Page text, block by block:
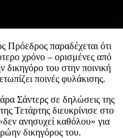
Πρόεδρος παραδέχεται ότι
χρόνο – ορισμένες από
δικηγόρο του στην ποινική
ποινές φυλάκισης.
Σάντερς σε δηλώσεις της
Τετάρτης διευκρίνισε στο
ανησυχεί καθόλου» για
δικηγόρος του.